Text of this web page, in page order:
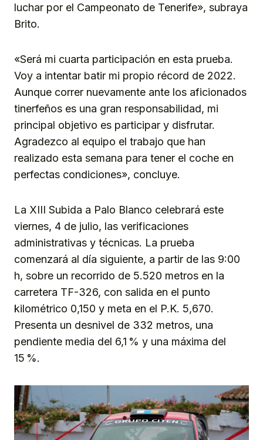
luchar por el Campeonato de Tenerife», subraya
Brito.
«Será mi cuarta participación en esta prueba.
Voy a intentar batir mi propio récord de 2022.
Aunque correr nuevamente ante los aficionados
tinerfeños es una gran responsabilidad, mi
principal objetivo es participar y disfrutar.
Agradezco al equipo el trabajo que han
realizado esta semana para tener el coche en
perfectas condiciones», concluye.
La XIII Subida a Palo Blanco celebrará este
viernes, 4 de julio, las verificaciones
administrativas y técnicas. La prueba
comenzará al día siguiente, a partir de las 9:00
h, sobre un recorrido de 5.520 metros en la
carretera TF-326, con salida en el punto
kilométrico 0,150 y meta en el P.K. 5,670.
Presenta un desnivel de 332 metros, una
pendiente media del 6,1 % y una máxima del
15 %.